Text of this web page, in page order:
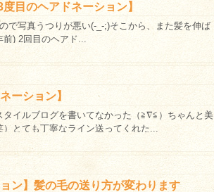
目のヘアドネーション】
で写真うつりが悪い(-_-;)そこから、また髪を伸ば
前) 2回目のヘアド...
ーション】
タイルブログを書いてなかった（≧∇≦）ちゃんと美
）とても丁寧なライン送ってくれた...
ョン】髪の毛の送り方が変わります